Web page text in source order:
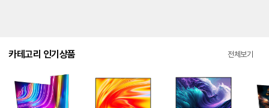
카테고리 인기상품 전체보기